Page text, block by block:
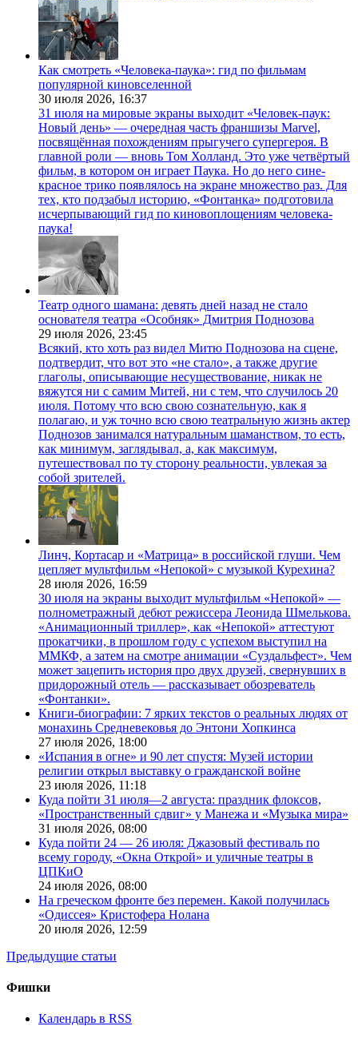
Как смотреть «Человека-паука»: гид по фильмам
популярной киновселенной
30 июля 2026, 16:37
31 июля на мировые экраны выходит «Человек-паук:
Новый день» — очередная часть франшизы Marvel,
посвящённая похождениям прыгучего супергероя. В
главной роли — вновь Том Холланд. Это уже четвёртый
фильм, в котором он играет Паука. Но до него сине-
красное трико появлялось на экране множество раз. Для
тех, кто подзабыл историю, «Фонтанка» подготовила
исчерпывающий гид по киновоплощениям человека-
паука!
Театр одного шамана: девять дней назад не стало
основателя театра «Особняк» Дмитрия Поднозова
29 июля 2026, 23:45
Всякий, кто хоть раз видел Митю Поднозова на сцене,
подтвердит, что вот это «не стало», а также другие
глаголы, описывающие несуществование, никак не
вяжутся ни с самим Митей, ни с тем, что случилось 20
июля. Потому что всю свою сознательную, как я
полагаю, и уж точно всю свою театральную жизнь актер
Поднозов занимался натуральным шаманством, то есть,
как минимум, заглядывал, а, как максимум,
путешествовал по ту сторону реальности, увлекая за
собой зрителей.
Линч, Кортасар и «Матрица» в российской глуши. Чем
цепляет мультфильм «Непокой» с музыкой Курехина?
28 июля 2026, 16:59
30 июля на экраны выходит мультфильм «Непокой» —
полнометражный дебют режиссера Леонида Шмелькова.
«Анимационный триллер», как «Непокой» аттестуют
прокатчики, в прошлом году с успехом выступил на
ММКФ, а затем на смотре анимации «Суздальфест». Чем
может зацепить история про двух друзей, свернувших в
придорожный отель — рассказывает обозреватель
«Фонтанки».
Книги-биографии: 7 ярких текстов о реальных людях от
монахинь Средневековья до Энтони Хопкинса
27 июля 2026, 18:00
«Испания в огне» и 90 лет спустя: Музей истории
религии открыл выставку о гражданской войне
23 июля 2026, 11:18
Куда пойти 31 июля—2 августа: праздник флоксов,
«Пространственный сдвиг» у Манежа и «Музыка мира»
31 июля 2026, 08:00
Куда пойти 24 — 26 июля: Джазовый фестиваль по
всему городу, «Окна Открой» и уличные театры в
ЦПКиО
24 июля 2026, 08:00
На греческом фронте без перемен. Какой получилась
«Одиссея» Кристофера Нолана
20 июля 2026, 12:59
Предыдущие статьи
Фишки
Календарь в RSS